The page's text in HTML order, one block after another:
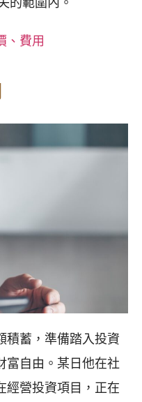
的範圍內。
、費用
積蓄，準備踏入投資
富自由。某日他在社
經營投資項目，正在